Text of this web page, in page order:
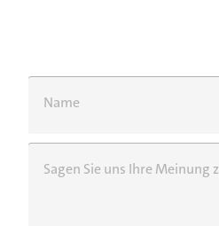
Name
Sagen Sie uns Ihre Meinung